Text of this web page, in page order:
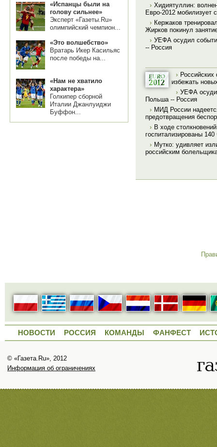
«Испанцы были на
голову сильнее»
Эксперт «Газеты.Ru»
олимпийский чемпион...
«Это волшебство»
Вратарь Икер Касильяс
после победы на...
«Нам не хватило
характера»
Голкипер сборной
Италии Джанлуиджи
Буффон...
› Хидиятуллин:
Евро-2012 мобилизует
› Кержаков
Жирков покинул
› УЕФА осудил
-- Россия
› Российских
избежать
› УЕФА
Польша -- Россия
› МИД России
предотвращения
› В ходе
госпитализированы 140
› Мутко: удивляет
российским
НОВОСТИ РОССИЯ КОМАНДЫ ФАНФЕСТ
© «Газета.Ru», 2012
Информация об ограничениях